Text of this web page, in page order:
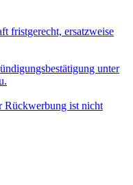
fristgerecht, ersatzweise
unter
Rückwerbung ist nicht